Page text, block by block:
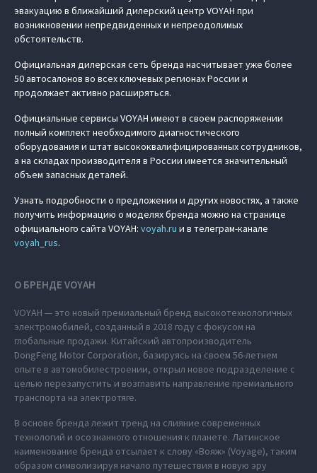
эвакуацию в ближайший дилерский центр VOYAH при
возникновении непредвиденных и непреодолимых
обстоятельств.
Официальная дилерская сеть бренда насчитывает уже более
50 автосалонов во всех ключевых регионах России и
продолжает активно расширяться.
Официальные сервисы VOYAH имеют в своем распоряжении
полный комплект необходимого диагностического
оборудования и штат высококвалифицированных сотрудников,
а на складах производителя в России имеется значительный
объем запасных деталей.
Узнать подробности о предложении и других новостях, а также
получить информацию о моделях бренда можно на странице
официального сайта VOYAH: voyah.ru и в телеграм-канале
voyah_rus.
О БРЕНДЕ VOYAH
VOYAH — это новый премиальный бренд высокотехнологичных
электромобилей, созданный в 2018 году с фокусом на
глобальные продажи. Китайский автопроизводитель
DongFeng Motor Corporation, базируясь на своем 56-летнем
опыте в автомобилестроении, открыл новое подразделение с
целью перезапустить и возглавить направление премиального
транспорта на электротяге.
В основе бренда лежит тренд на слияние современных
технологий и осознанного отношения к планете. Латинское
наименование бренда отсылает к слову «Вояж» (Voyage), таким
образом символизируя начало путешествия в новую эру